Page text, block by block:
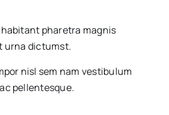
pharetra magnis
urna dictumst.
nisl sem nam vestibulum
pellentesque.